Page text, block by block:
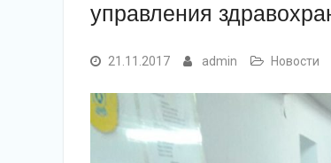
управления
21.11.2017 admin Новости